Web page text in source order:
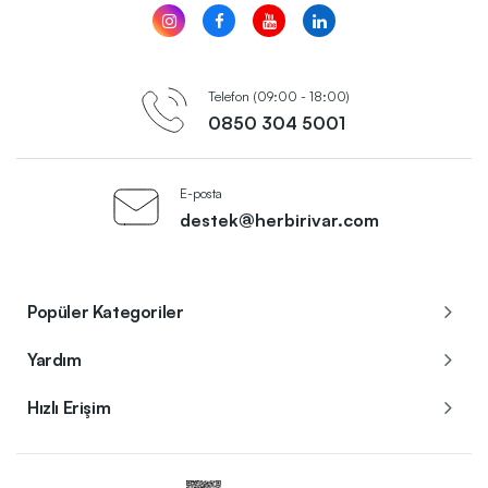
Telefon (09:00 - 18:00)
0850 304 5001
E-posta
destek@herbirivar.com
Popüler Kategoriler
Yardım
Hızlı Erişim